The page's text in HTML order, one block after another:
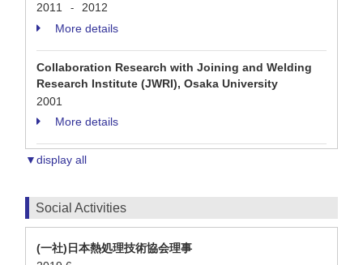
2011
-
2012
More details
Collaboration Research with Joining and Welding
Research Institute (JWRI), Osaka University
2001
More details
▼display all
Social Activities
(一社)日本熱処理技術協会理事